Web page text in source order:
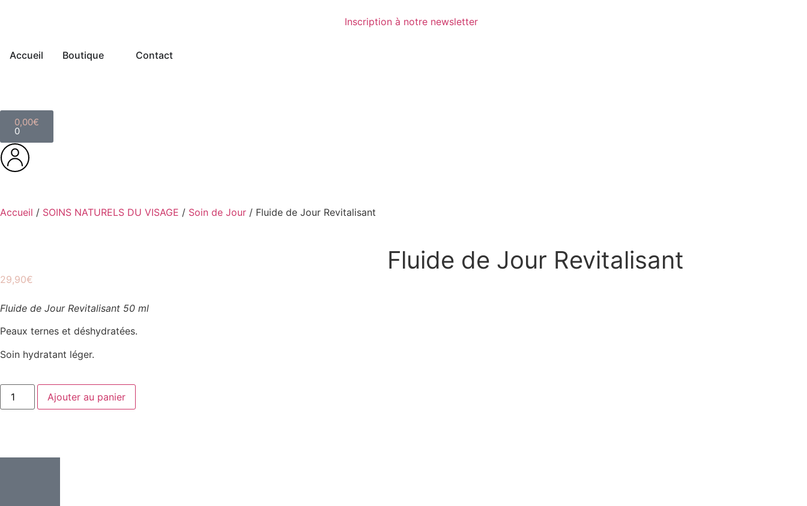
Inscription à notre newsletter
Accueil Boutique Contact
0,00€
0
Accueil / SOINS NATURELS DU VISAGE / Soin de Jour / Fluide de Jour Revitalisant
Fluide de Jour Revitalisant
29,90€
Fluide de Jour Revitalisant 50 ml
Peaux ternes et déshydratées.
Soin hydratant léger.
Ajouter au panier